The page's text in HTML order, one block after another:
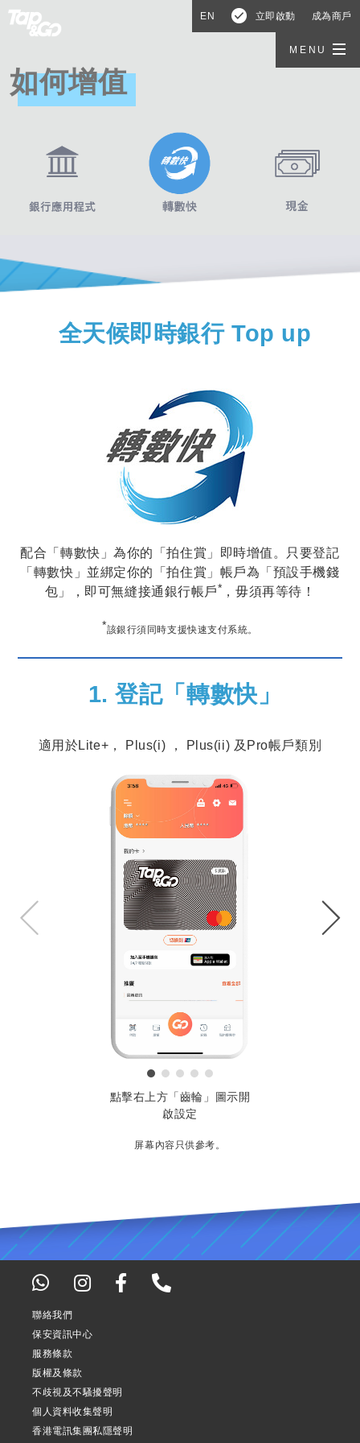
EN 立即啟動 成為商戶
MENU
如何增值
全天候即時銀行 Top up
配合「轉數快」為你的「拍住賞」即時增值。只要登記
「轉數快」並綁定你的「拍住賞」帳戶為「預設手機錢
包」，即可無縫接通銀行帳戶* ，毋須再等待！
*該銀行須同時支援快速支付系統。
1. 登記「轉數快」
適用於Lite+， Plus(i) ， Plus(ii) 及Pro帳戶類別
點擊右上方「齒輪」圖示開
啟設定
屏幕內容只供參考。
聯絡我們
保安資訊中心
服務條款
版權及條款
不歧視及不騷擾聲明
個人資料收集聲明
香港電訊集團私隱聲明